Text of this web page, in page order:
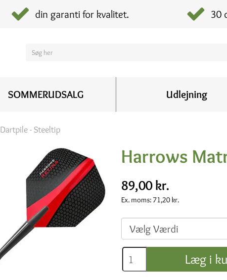
din garanti for kvalitet. 30
SOMMERUDSALG Udlejning
Dartpile - Steeltip
Harrows
89,00 kr.
Ex. moms:71,20 kr.
Læg i